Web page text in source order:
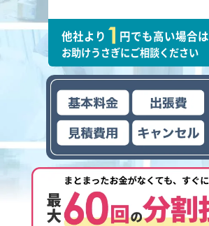
他社より 円でも高い場合は
お助けうさぎにご相談ください